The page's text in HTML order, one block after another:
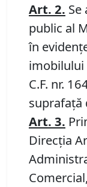
Art. 2.
public al
în
imobilului
C.F. nr.
suprafață
Art. 3.
Direcţia